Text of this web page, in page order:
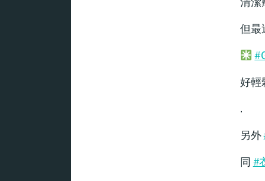
但最
好輕
.
另外
同 #